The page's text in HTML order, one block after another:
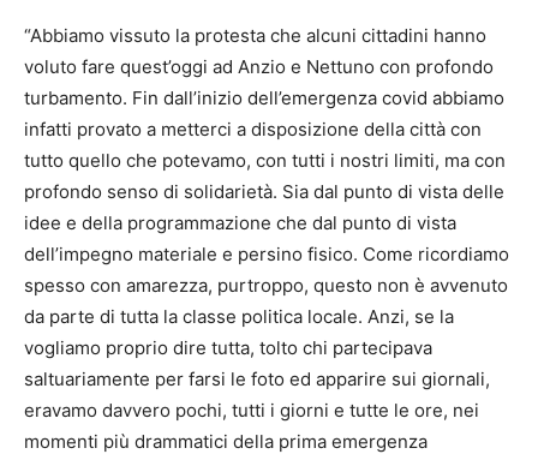
“Abbiamo vissuto la protesta che alcuni cittadini hanno
voluto fare quest’oggi ad Anzio e Nettuno con profondo
turbamento. Fin dall’inizio dell’emergenza covid abbiamo
infatti provato a metterci a disposizione della città con
tutto quello che potevamo, con tutti i nostri limiti, ma con
profondo senso di solidarietà. Sia dal punto di vista delle
idee e della programmazione che dal punto di vista
dell’impegno materiale e persino fisico. Come ricordiamo
spesso con amarezza, purtroppo, questo non è avvenuto
da parte di tutta la classe politica locale. Anzi, se la
vogliamo proprio dire tutta, tolto chi partecipava
saltuariamente per farsi le foto ed apparire sui giornali,
eravamo davvero pochi, tutti i giorni e tutte le ore, nei
momenti più drammatici della prima emergenza